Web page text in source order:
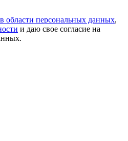
области персональных данных,
и даю свое согласие на